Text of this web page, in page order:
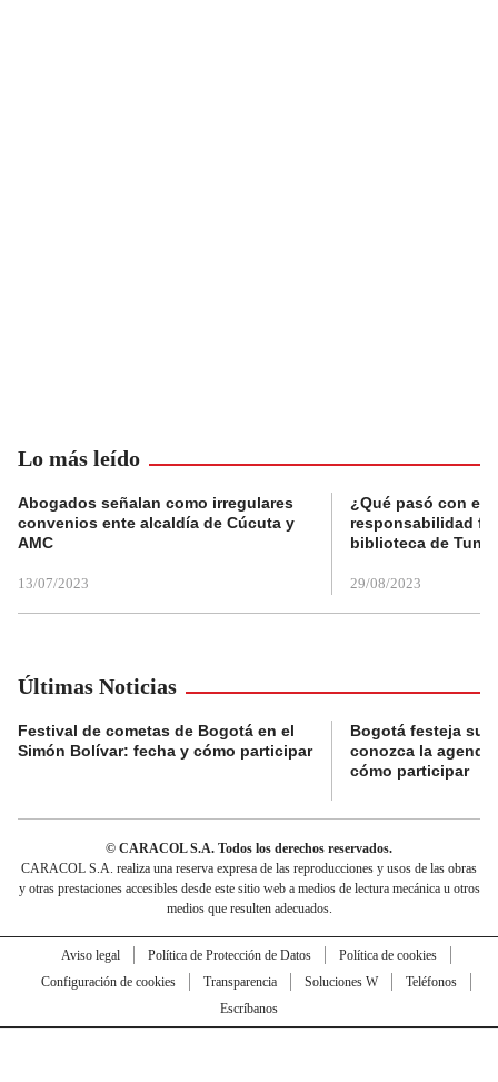
Lo más leído
Abogados señalan como irregulares
convenios ente alcaldía de Cúcuta y
AMC
13/07/2023
¿Qué pasó con el
responsabilidad
biblioteca de
29/08/2023
Últimas Noticias
Festival de cometas de Bogotá en el
Simón Bolívar: fecha y cómo participar
Bogotá festeja su
conozca la
cómo participar
© CARACOL S.A. Todos los derechos reservados.
CARACOL S.A. realiza una reserva expresa de las reproducciones y usos de las obras
y otras prestaciones accesibles desde este sitio web a medios de lectura mecánica u otros
medios que resulten adecuados.
Aviso legal Política de Protección de Datos
Política de cookies
Configuración de cookies
Transparencia Soluciones W
Teléfonos
Escríbanos